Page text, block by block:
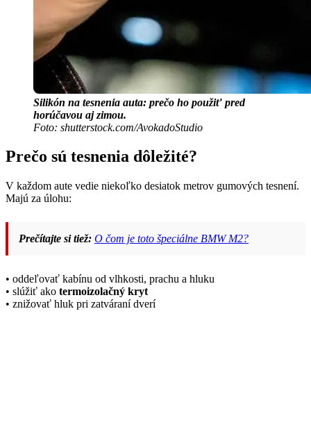
Silikón na tesnenia auta: prečo ho použiť pred
horúčavou aj zimou.
Foto: shutterstock.com/AvokadoStudio
Prečo sú tesnenia dôležité?
V každom aute vedie niekoľko desiatok metrov gumových tesnení.
Majú za úlohu:
Prečítajte si tiež: O čom je toto špeciálne BMW M2?
• oddeľovať kabínu od vlhkosti, prachu a hluku
• slúžiť ako termoizolačný kryt
• znižovať hluk pri zatváraní dverí